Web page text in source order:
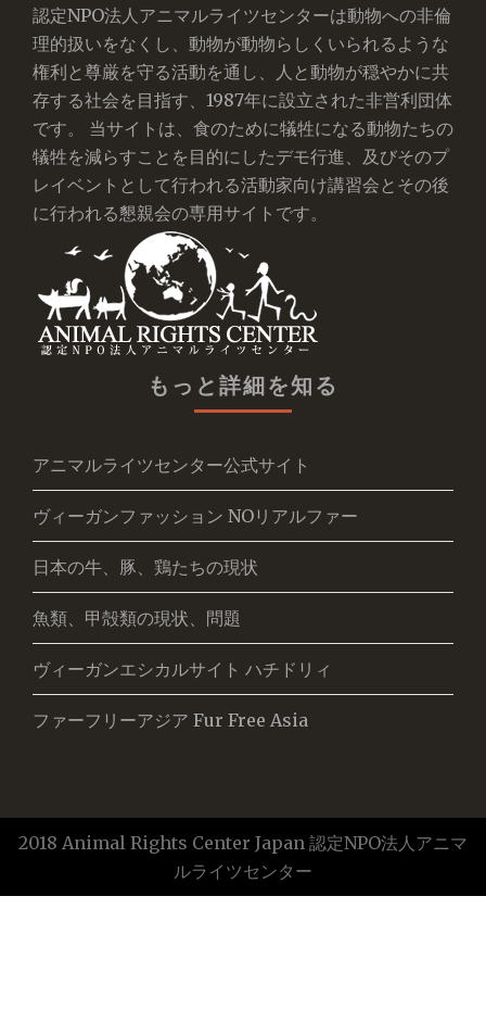
認定NPO法人アニマルライツセンターは動物への非倫
理的扱いをなくし、動物が動物らしくいられるような
権利と尊厳を守る活動を通し、人と動物が穏やかに共
存する社会を目指す、1987年に設立された非営利団体
です。 当サイトは、食のために犠牲になる動物たちの
犠牲を減らすことを目的にしたデモ行進、及びそのプ
レイベントとして行われる活動家向け講習会とその後
に行われる懇親会の専用サイトです。
もっと詳細を知る
アニマルライツセンター公式サイト
ヴィーガンファッション NOリアルファー
日本の牛、豚、鶏たちの現状
魚類、甲殻類の現状、問題
ヴィーガンエシカルサイト ハチドリィ
ファーフリーアジア Fur Free Asia
2018 Animal Rights Center Japan 認定NPO法人アニマ
ルライツセンター